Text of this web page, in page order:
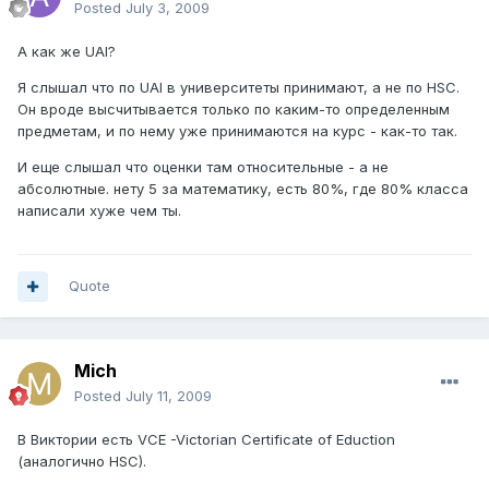
Posted July 3, 2009
А как же UAI?
Я слышал что по UAI в университеты принимают, а не по HSC.
Он вроде высчитывается только по каким-то определенным
предметам, и по нему уже принимаются на курс - как-то так.
И еще слышал что оценки там относительные - а не
абсолютные. нету 5 за математику, есть 80%, где 80% класса
написали хуже чем ты.
Quote
Mich
Posted July 11, 2009
В Виктории есть VCE -Victorian Certificate of Eduction
(аналогично HSC).